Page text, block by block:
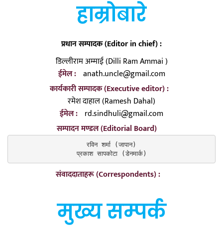
हाम्रोबारे
प्रधान सम्पादक (Editor in chief) :
डिल्लीराम अम्माई (Dilli Ram Ammai )
ईमेल : anath.uncle@gmail.com
कार्यकारी सम्पादक (Executive editor) :
रमेश दाहाल (Ramesh Dahal)
ईमेल : rd.sindhuli@gmail.com
सम्पादन मण्डल (Editorial Board)
रविन शर्मा (जापान)
प्रकाश सापकोटा (डेनमार्क)
संवाददाताहरू (Correspondents) :
मुख्य सम्पर्क